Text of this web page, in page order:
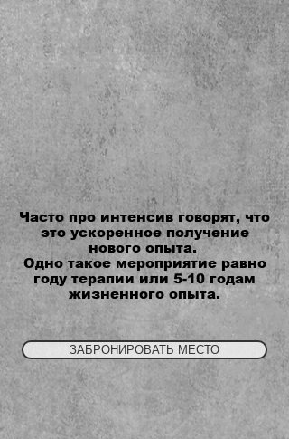
Часто про интенсив говорят, что
это ускоренное получение
нового опыта.
Одно такое мероприятие равно
году терапии или 5-10 годам
жизненного опыта.
ЗАБРОНИРОВАТЬ МЕСТО